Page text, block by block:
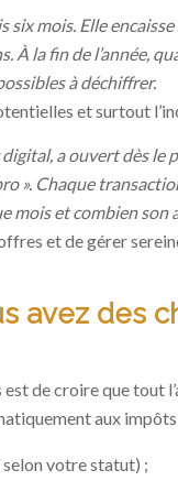
mois. Elle
la fin de l’année,
à déchiffrer.
et surtout
a ouvert dès le
». Chaque
mois et combien son
et de gérer
avez des
de croire que tout
aux
selon votre statut) ;